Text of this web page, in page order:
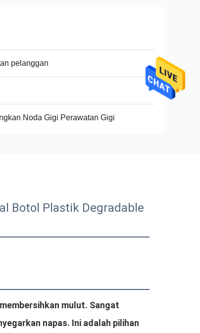
pelanggan
Noda Gigi Perawatan Gigi
Botol Plastik Degradable
mulut. Sangat
napas. Ini adalah pilihan